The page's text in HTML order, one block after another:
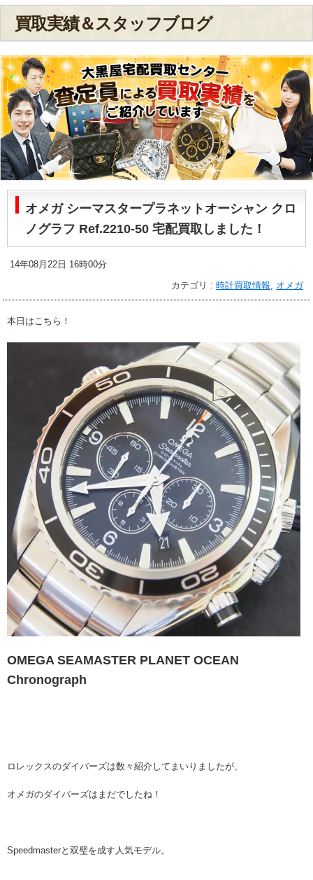
買取実績＆スタッフブログ
オメガ シーマスタープラネットオーシャン クロ
ノグラフ Ref.2210-50 宅配買取しました！
14年08月22日 16時00分
カテゴリ : 時計買取情報, オメガ
本日はこちら！
OMEGA SEAMASTER PLANET OCEAN
Chronograph
ロレックスのダイバーズは数々紹介してまいりましたが、
オメガのダイバーズはまだでしたね！
Speedmasterと双璧を成す人気モデル。